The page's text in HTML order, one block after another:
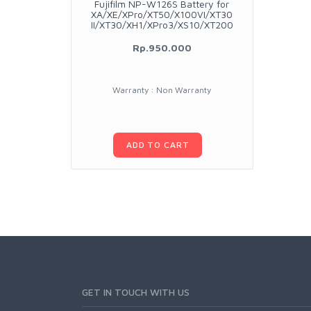
Fujifilm NP-W126S Battery for
XA/XE/XPro/XT50/X100VI/XT30
II/XT30/XH1/XPro3/XS10/XT200
Rp.950.000
Warranty : Non Warranty
ADD TO CART
GET IN TOUCH WITH US